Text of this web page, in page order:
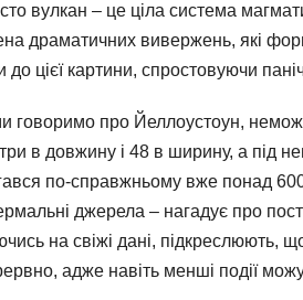
вулкан – це ціла система
драматичних вивержень, які
до цієї картини, спростовуючи
говоримо про Йеллоустоун,
в довжину і 48 в ширину, а під
по-справжньому вже понад 600
джерела – нагадує про
на свіжі дані, підкреслюють,
адже навіть менші події